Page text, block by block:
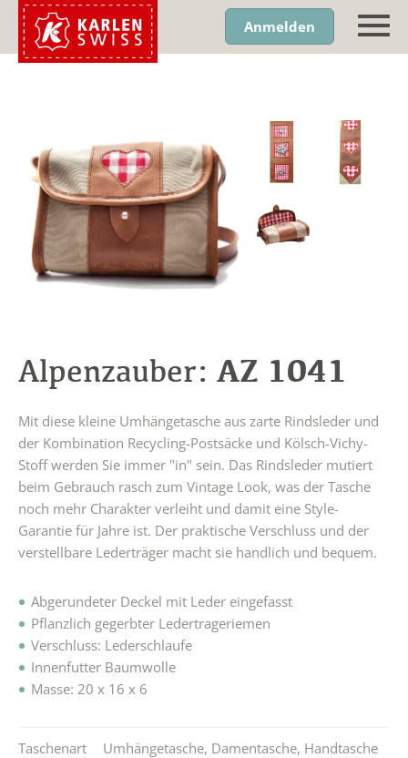
Anmelden
Alpenzauber: AZ 1041
Mit diese kleine Umhängetasche aus zarte Rindsleder und
der Kombination Recycling-Postsäcke und Kölsch-Vichy-
Stoff werden Sie immer "in" sein. Das Rindsleder mutiert
beim Gebrauch rasch zum Vintage Look, was der Tasche
noch mehr Charakter verleiht und damit eine Style-
Garantie für Jahre ist. Der praktische Verschluss und der
verstellbare Lederträger macht sie handlich und bequem.
Abgerundeter Deckel mit Leder eingefasst
Pflanzlich gegerbter Ledertrageriemen
Verschluss: Lederschlaufe
Innenfutter Baumwolle
Masse: 20 x 16 x 6
Taschenart Umhängetasche, Damentasche, Handtasche